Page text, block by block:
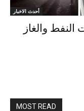
أحدث الاخبار
والغاز
MOST READ